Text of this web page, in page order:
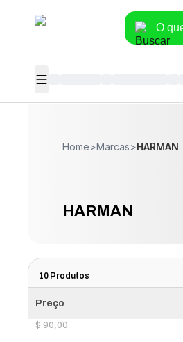
Home>Marcas>HARMAN
HARMAN
10 Produtos
Preço
$ 90,00